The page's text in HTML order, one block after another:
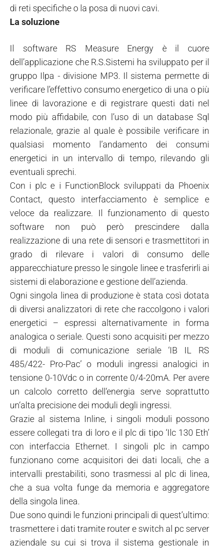
di reti specifiche o la posa di nuovi cavi.
La soluzione
Il software RS Measure Energy è il cuore
dell’applicazione che R.S.Sistemi ha sviluppato per il
gruppo Ilpa - divisione MP3. Il sistema permette di
verificare l’effettivo consumo energetico di una o più
linee di lavorazione e di registrare questi dati nel
modo più affidabile, con l’uso di un database Sql
relazionale, grazie al quale è possibile verificare in
qualsiasi momento l’andamento dei consumi
energetici in un intervallo di tempo, rilevando gli
eventuali sprechi.
Con i plc e i FunctionBlock sviluppati da Phoenix
Contact, questo interfacciamento è semplice e
veloce da realizzare. Il funzionamento di questo
software non può però prescindere dalla
realizzazione di una rete di sensori e trasmettitori in
grado di rilevare i valori di consumo delle
apparecchiature presso le singole linee e trasferirli ai
sistemi di elaborazione e gestione dell’azienda.
Ogni singola linea di produzione è stata così dotata
di diversi analizzatori di rete che raccolgono i valori
energetici – espressi alternativamente in forma
analogica o seriale. Questi sono acquisiti per mezzo
di moduli di comunicazione seriale ‘IB IL RS
485/422- Pro-Pac’ o moduli ingressi analogici in
tensione 0-10Vdc o in corrente 0/4-20mA. Per avere
un calcolo corretto dell‘energia serve soprattutto
un‘alta precisione dei moduli degli ingressi.
Grazie al sistema Inline, i singoli moduli possono
essere collegati tra di loro e il plc di tipo ‘Ilc 130 Eth’
con interfaccia Ethernet. I singoli plc in campo
funzionano come acquisitori dei dati locali, che a
intervalli prestabiliti, sono trasmessi al plc di linea,
che a sua volta funge da memoria e aggregatore
della singola linea.
Due sono quindi le funzioni principali di quest’ultimo:
trasmettere i dati tramite router e switch al pc server
aziendale su cui si trova il sistema gestionale in